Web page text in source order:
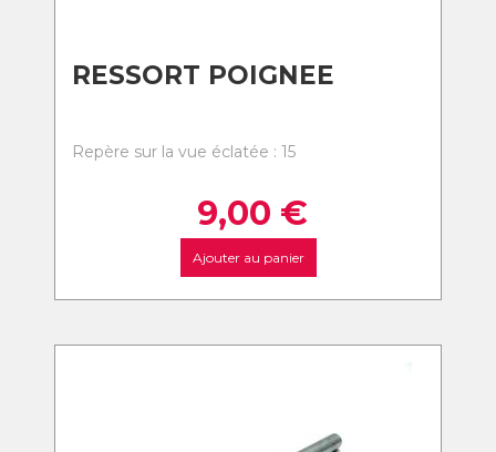
RESSORT POIGNEE
Repère sur la vue éclatée : 15
9,00 €
Ajouter au panier